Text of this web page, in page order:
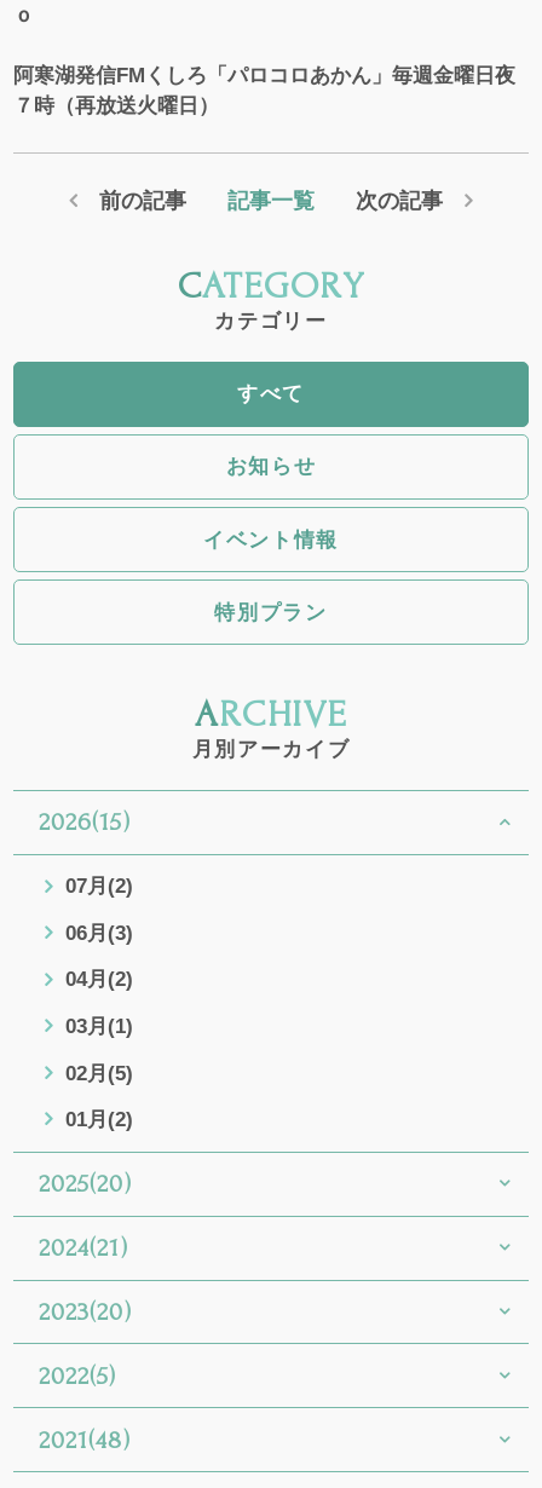
ｏ
阿寒湖発信FMくしろ「パロコロあかん」毎週金曜日夜
７時（再放送火曜日）
前の記事 記事一覧 次の記事
CATEGORY
カテゴリー
すべて
お知らせ
イベント情報
特別プラン
ARCHIVE
月別アーカイブ
2026(15)
07月(2)
06月(3)
04月(2)
03月(1)
02月(5)
01月(2)
2025(20)
2024(21)
2023(20)
2022(5)
2021(48)